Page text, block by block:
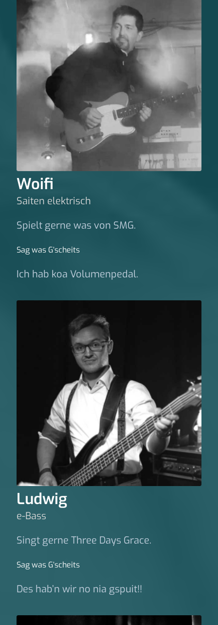
Woifi
Saiten elektrisch
Spielt gerne was von SMG.
Sag was G‘scheits
Ich hab koa Volumenpedal.
Ludwig
e-Bass
Singt gerne Three Days Grace.
Sag was G‘scheits
Des hab’n wir no nia gspuit!!